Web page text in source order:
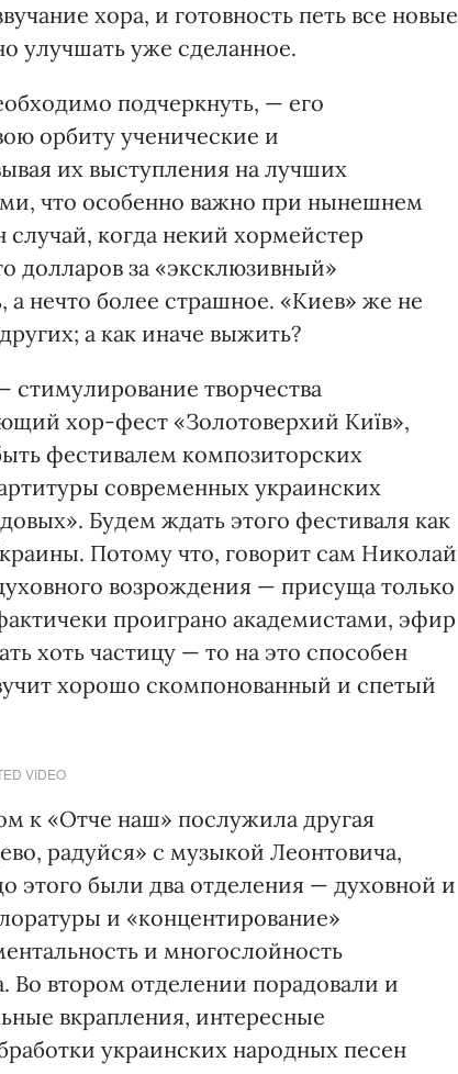
хора, и готовность петь все новые
улучшать уже сделанное.
подчеркнуть, — его
орбиту ученические и
их выступления на лучших
что особенно важно при нынешнем
когда некий хормейстер
долларов за «эксклюзивный»
нечто более страшное. «Киев» же не
а как иначе выжить?
творчества
хор-фест «Золотоверхий Київ»,
фестивалем композиторских
современных украинских
Будем ждать этого фестиваля как
Потому что, говорит сам Николай
возрождения — присуща только
проиграно академистами, эфир
хоть частицу — то на это способен
хорошо скомпонованный и спетый
VIDEO
к «Отче наш» послужила другая
радуйся» с музыкой Леонтовича,
этого были два отделения — духовной и
и «концентирование»
и многослойность
Во втором отделении порадовали и
вкрапления, интересные
украинских народных песен